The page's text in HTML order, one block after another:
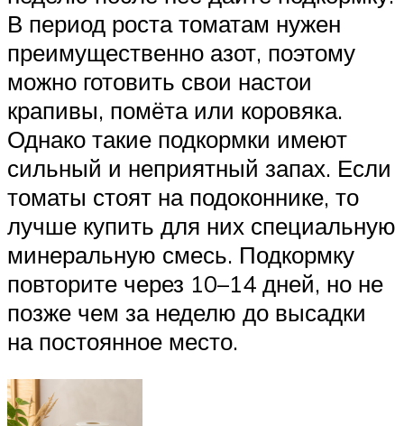
В период роста томатам нужен
преимущественно азот, поэтому
можно готовить свои настои
крапивы, помёта или коровяка.
Однако такие подкормки имеют
сильный и неприятный запах. Если
томаты стоят на подоконнике, то
лучше купить для них специальную
минеральную смесь. Подкормку
повторите через 10–14 дней, но не
позже чем за неделю до высадки
на постоянное место.